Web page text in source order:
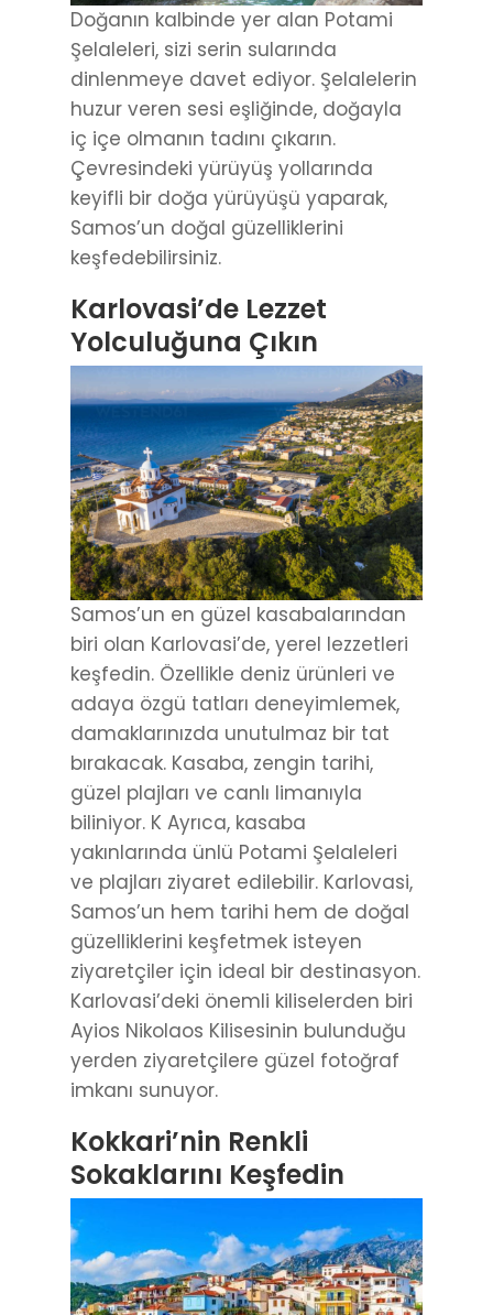
Doğanın kalbinde yer alan Potami
Şelaleleri, sizi serin sularında
dinlenmeye davet ediyor. Şelalelerin
huzur veren sesi eşliğinde, doğayla
iç içe olmanın tadını çıkarın.
Çevresindeki yürüyüş yollarında
keyifli bir doğa yürüyüşü yaparak,
Samos’un doğal güzelliklerini
keşfedebilirsiniz.
Karlovasi’de Lezzet
Yolculuğuna Çıkın
Samos’un en güzel kasabalarından
biri olan Karlovasi’de, yerel lezzetleri
keşfedin. Özellikle deniz ürünleri ve
adaya özgü tatları deneyimlemek,
damaklarınızda unutulmaz bir tat
bırakacak. Kasaba, zengin tarihi,
güzel plajları ve canlı limanıyla
biliniyor. K Ayrıca, kasaba
yakınlarında ünlü Potami Şelaleleri
ve plajları ziyaret edilebilir. Karlovasi,
Samos’un hem tarihi hem de doğal
güzelliklerini keşfetmek isteyen
ziyaretçiler için ideal bir destinasyon.
Karlovasi’deki önemli kiliselerden biri
Ayios Nikolaos Kilisesinin bulunduğu
yerden ziyaretçilere güzel fotoğraf
imkanı sunuyor.
Kokkari’nin Renkli
Sokaklarını Keşfedin